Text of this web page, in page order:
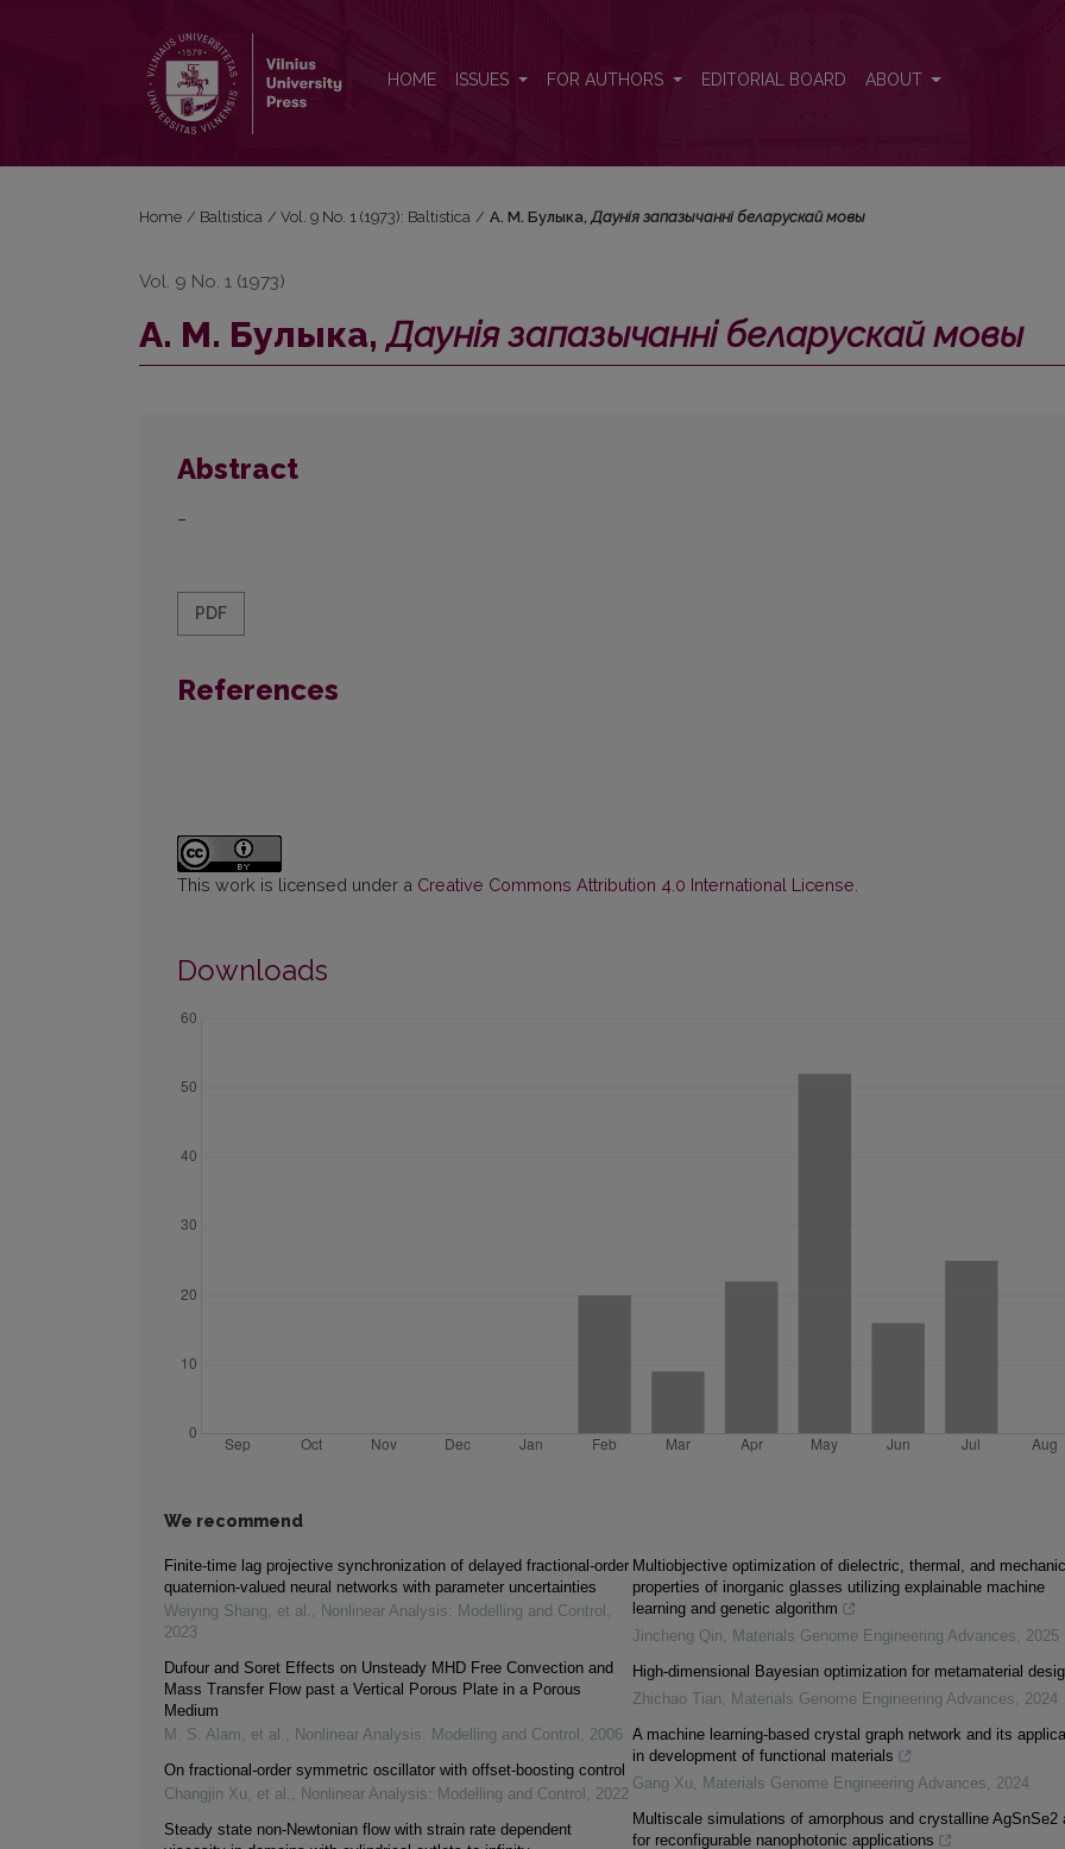
HOME ISSUES FOR AUTHORS EDITORIAL BOARD ABOUT
Home / Baltistica / Vol. 9 No. 1 (1973): Baltistica / А. М. Булыка, Даунія запазычанні беларускай мовы
Vol. 9 No. 1 (1973)
А. М. Булыка,Даунія запазычанні беларускай мовы
Abstract
–
PDF
References
This work is licensed under a Creative Commons Attribution 4.0 International License
Downloads
We recommend
Finite-time lag projective synchronization of delayed fractional-order
quaternion-valued neural networks with parameter uncertainties
Weiying Shang, et al. , Nonlinear Analysis: Modelling and Control ,
2023
Dufour and Soret Effects on Unsteady MHD Free Convection and
Mass Transfer Flow past a Vertical Porous Plate in a Porous
Medium
M. S. Alam, et al. , Nonlinear Analysis: Modelling and Control , 2006
On fractional-order symmetric oscillator with offset-boosting control
Changjin Xu, et al. , Nonlinear Analysis: Modelling and Control , 2022
Steady state non-Newtonian flow with strain rate dependent
Multiobjective optimization of dielectric, thermal, and
properties of inorganic glasses utilizing explainable machine
learning and genetic algorithm
Jincheng Qin, Materials Genome Engineering Advances, 2025
High-dimensional Bayesian optimization for metamaterial
Zhichao Tian, Materials Genome Engineering Advances, 2024
A machine learning-based crystal graph network and its
in development of functional materials
Gang Xu, Materials Genome Engineering Advances, 2024
Multiscale simulations of amorphous and crystalline AgSnSe2
for reconfigurable nanophotonic applications